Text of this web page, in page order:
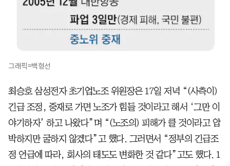
그래픽=백형선
최승호 삼성전자 초기업노조 위원장은 17일 저녁 “(사측이)
긴급 조정, 중재로 가면 노조가 힘들 것이라고 해서 ‘그만 이
야기하자’ 하고 나왔다”며 “(노조의) 피해가 클 것이라고 압
박하지만 굴하지 않겠다”고 했다. 그러면서 “정부의 긴급조
정 언급에 따라, 회사의 태도도 변화한 것 같다”고도 했다. 1